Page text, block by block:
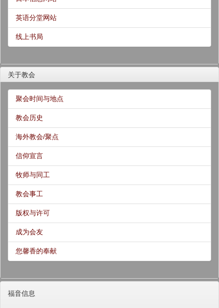
英语分堂网站
线上书局
关于教会
聚会时间与地点
教会历史
海外教会/聚点
信仰宣言
牧师与同工
教会事工
版权与许可
成为会友
您馨香的奉献
福音信息